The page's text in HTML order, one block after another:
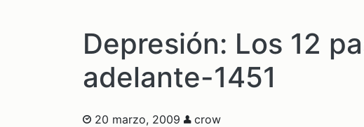
Depresión: Los 12
adelante-1451
20 marzo, 2009 crow